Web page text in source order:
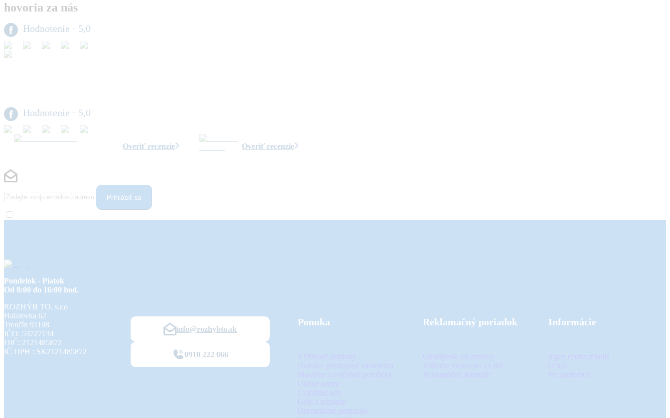
hovoria za nás
Hodnotenie · 5,0
Hodnotenie · 5,0
Overiť recenzie Overiť recenzie
Prihlásiť sa
Pondelok - Piatok
Od 8:00 do 16:00 hod.
ROZHÝB TO, s.r.o
Halalovka 62
Trenčín 91108
IČO: 53727134
DIČ: 2121485872
IČ DPH : SK2121485872
info@rozhybto.sk
0910 222 066
Ponuka Reklamačný poriadok Informácie